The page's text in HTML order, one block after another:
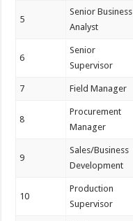
5
Senior Business
Analyst
6
Senior
Supervisor
7 Field Manager
8
Procurement
Manager
9
Sales/Business
Development
10
Production
Supervisor